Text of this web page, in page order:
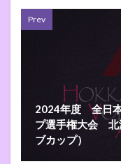
Prev
2024年度 全日本
プ選手権大会
ブカップ）